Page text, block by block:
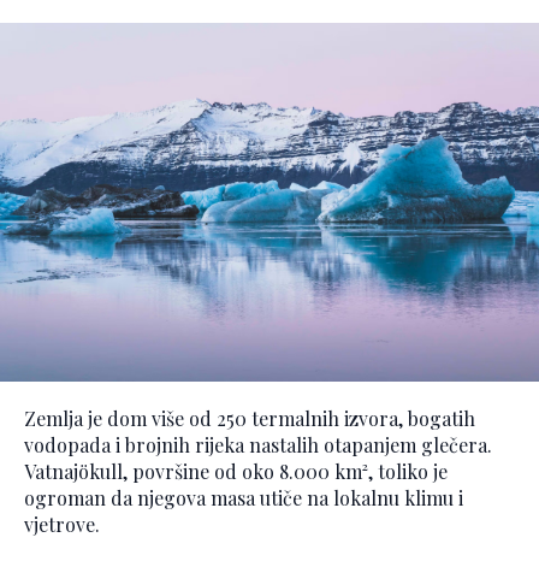
Zemlja je dom više od 250 termalnih izvora, bogatih
vodopada i brojnih rijeka nastalih otapanjem glečera.
Vatnajökull, površine od oko 8.000 km², toliko je
ogroman da njegova masa utiče na lokalnu klimu i
vjetrove.